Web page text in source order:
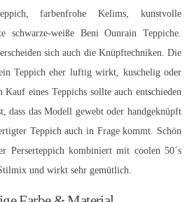
farbenfrohe Kelims, kunstvolle
schwarze-weiße Beni Ounrain Teppiche.
sich auch die Knüpftechniken. Die
Teppich eher luftig wirkt, kuschelig oder
eines Teppichs sollte auch entschieden
dass das Modell gewebt oder handgeknüpft
Teppich auch in Frage kommt. Schön
Perserteppich kombiniert mit coolen 50´s
und wirkt sehr gemütlich.